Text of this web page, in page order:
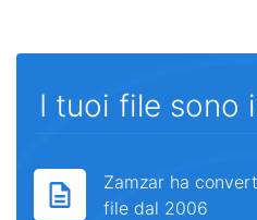
I tuoi file sono
Zamzar ha
file dal 2006